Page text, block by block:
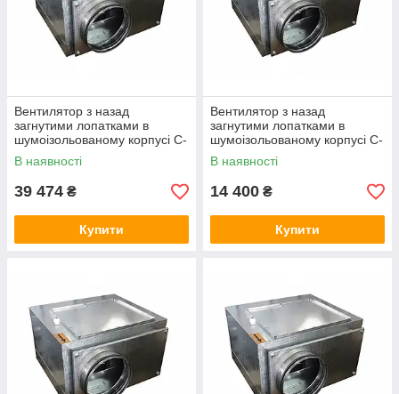
Вентилятор з назад
загнутими лопатками в
шумоізольованому корпусі C-
VENT-PB-S-315В-4-220
В наявності
39 474 ₴
Купити
Вентилятор з назад
загнутими лопатками в
шумоізольованому корпусі C-
VENT-PB-S-150В-4-220
В наявності
14 400 ₴
Купити